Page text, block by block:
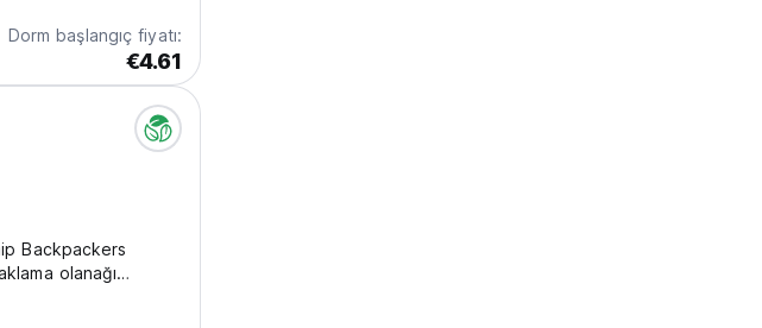
Dorm başlangıç fiyatı:
€4.61
Backpackers
olanağı